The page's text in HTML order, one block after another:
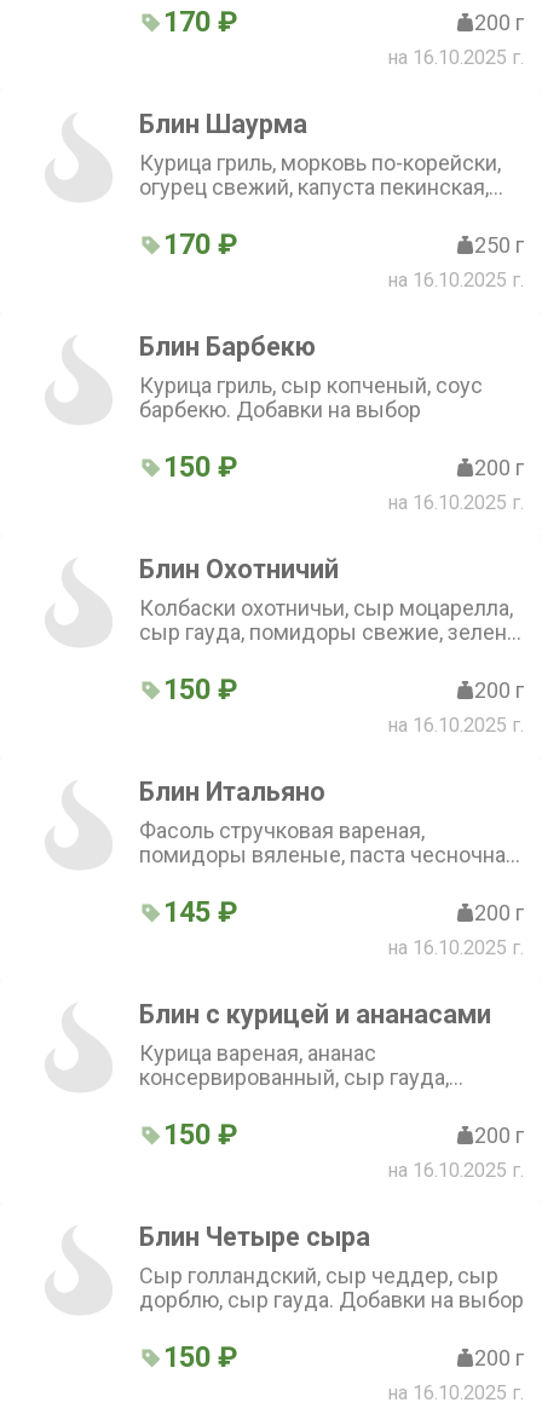
170 ₽ 200 г
на 16.10.2025 г.
Блин Шаурма
Курица гриль, морковь по-корейски,
огурец свежий, капуста пекинская,
170 ₽ 250 г
на 16.10.2025 г.
Блин Барбекю
Курица гриль, сыр копченый, соус
барбекю. Добавки на выбор
150 ₽ 200 г
на 16.10.2025 г.
Блин Охотничий
Колбаски охотничьи, сыр моцарелла,
сыр гауда, помидоры свежие, зелень.
150 ₽ 200 г
на 16.10.2025 г.
Блин Итальяно
Фасоль стручковая вареная,
помидоры вяленые, паста чесночная.
145 ₽ 200 г
на 16.10.2025 г.
Блин с курицей и ананасами
Курица вареная, ананас
консервированный, сыр гауда,
150 ₽ 200 г
на 16.10.2025 г.
Блин Четыре сыра
Сыр голландский, сыр чеддер, сыр
дорблю, сыр гауда. Добавки на выбор
150 ₽ 200 г
на 16.10.2025 г.